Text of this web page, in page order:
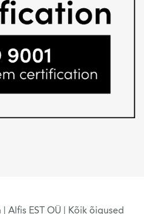
Alfis EST OÜ | Kõik õigused